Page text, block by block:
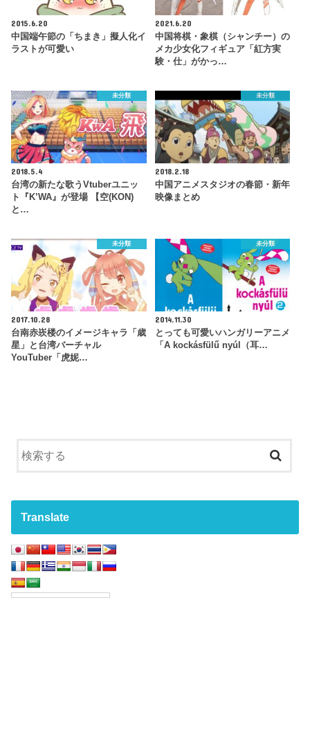
2015.6.20
中国端午節の「ちまき」擬人化イ
ラストが可愛い
2021.6.20
中国将棋・象棋（シャンチー）の
メカ少女化フィギュア「紅方実
験・仕」がかっ…
未分類
2018.5.4
台湾の新たな歌うVtuberユニッ
ト『K’WA』が登場 【空(KON)
と…
未分類
2018.2.18
中国アニメスタジオの春節・新年
映像まとめ
未分類
2017.10.28
台南赤崁楼のイメージキャラ「歳
星」と台湾バーチャル
YouTuber「虎妮…
未分類
2014.11.30
とっても可愛いハンガリーアニメ
「A kockásfülű nyúl（耳…
Translate